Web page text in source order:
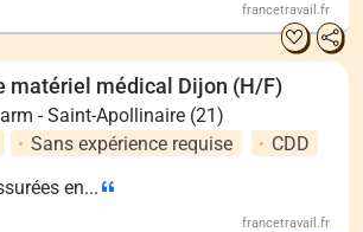
francetravail.fr
matériel médical Dijon (H/F)
- Saint-Apollinaire (21)
Sans expérience requise
CDD
en...
francetravail.fr